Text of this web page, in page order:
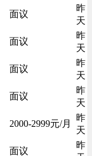
面议
昨
天
面议
昨
天
面议
昨
天
面议
昨
天
2000-2999元/月
昨
天
面议
昨